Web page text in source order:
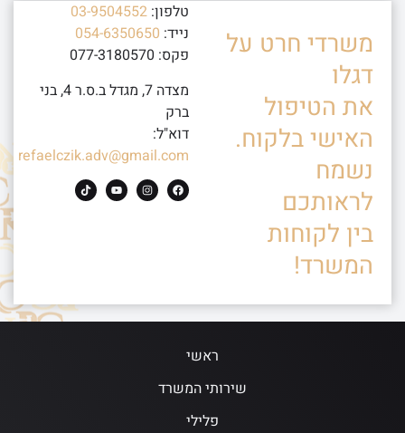
משרדי חרט על
דגלו
את הטיפול
האישי בלקוח.
נשמח
לראותכם
בין לקוחות
המשרד!
טלפון: 03-9504552
נייד: 054-6350650
פקס: 077-3180570
מצדה 7, מגדל ב.ס.ר 4, בני
ברק
דוא"ל:
refaelczik.adv@gmail.com
ראשי
שירותי המשרד
פלילי